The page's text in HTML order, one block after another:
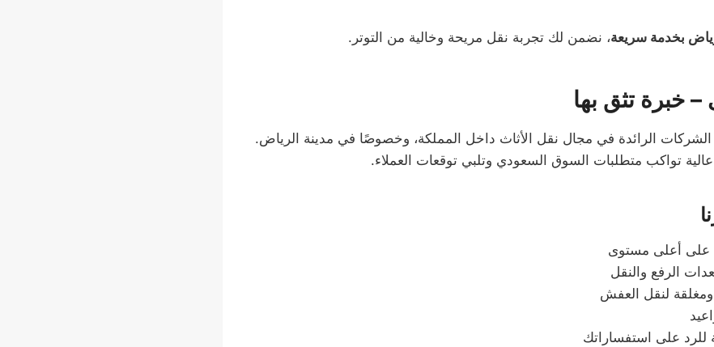
بخدمة سريعة، نضمن لك تجربة نقل مريحة وخالية من التوتر.
خبرة تثق بها
الرائدة في مجال نقل الأثاث داخل المملكة، وخصوصًا في مدينة الرياض.
تواكب متطلبات السوق السعودي وتلبي توقعات العملاء.
أعلى مستوى
الرفع والنقل
لنقل العفش
للرد على استفساراتك